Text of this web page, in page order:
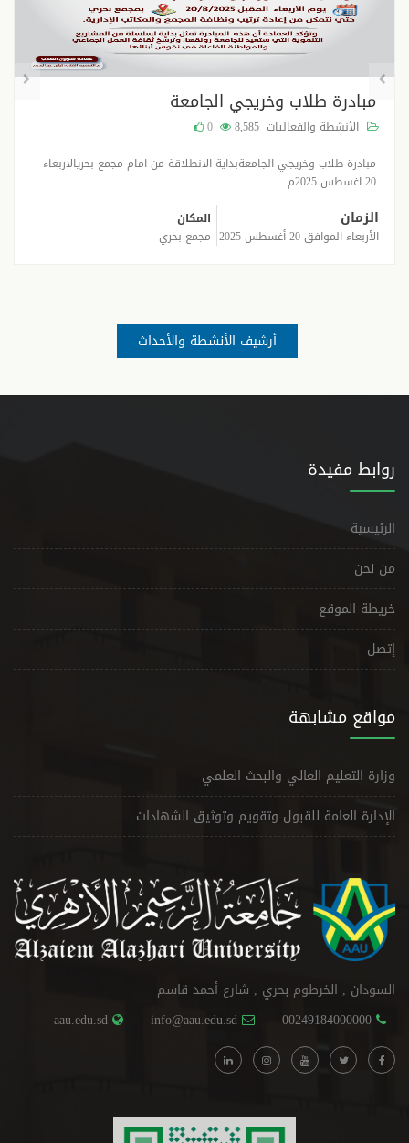
مبادرة طلاب وخريجي الجامعة
الأنشطة والفعاليات 8,585
0
مبادرة طلاب وخريجي الجامعةبداية الانطلاقة من امام مجمع بحريالاربعاء
20 اغسطس 2025م
الزمان
الأربعاء الموافق 20-أغسطس-2025
المكان
مجمع بحري
أرشيف الأنشطة والأحداث
روابط مفيدة
الرئيسية
من نحن
خريطة الموقع
إتصل
مواقع مشابهة
وزارة التعليم العالي والبحث العلمي
الإدارة العامة للقبول وتقويم وتوثيق الشهادات
السودان , الخرطوم بحري , شارع أحمد قاسم
00249184000000
info@aau.edu.sd
aau.edu.sd